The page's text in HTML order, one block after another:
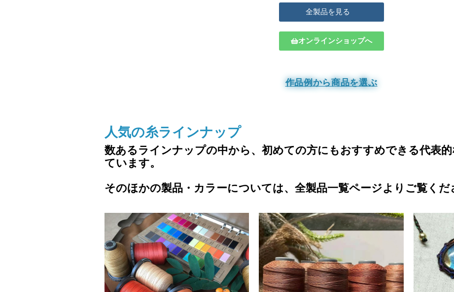
全製品を見る
オンラインショップへ
作品例から商品を選ぶ
人気の糸ラインナップ
数あるラインナップの中から、 初めての方にもおすすめできる代表
ています。
そのほかの製品・カラーについては、全製品一覧ページよりご覧くだ